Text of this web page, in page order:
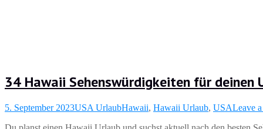
34 Hawaii Sehenswürdigkeiten für deinen
5. September 2023USA UrlaubHawaii, Hawaii Urlaub, USALeave